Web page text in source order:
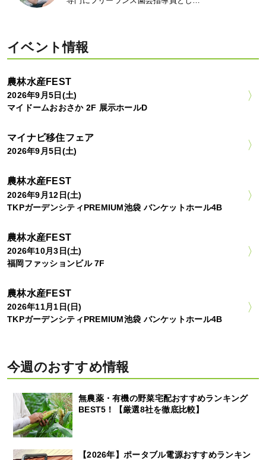
イベント情報
農林水産FEST
2026年9月5日(土)
マイドームおおさか 2F 展示ホールD
マイナビ移住フェア
2026年9月5日(土)
農林水産FEST
2026年9月12日(土)
TKPガーデンシティPREMIUM池袋 バンケットホール4B
農林水産FEST
2026年10月3日(土)
福岡ファッションビル 7F
農林水産FEST
2026年11月1日(日)
TKPガーデンシティPREMIUM池袋 バンケットホール4B
今週のおすすめ情報
無農薬・有機の野菜宅配おすすめランキング
BEST5！【厳選8社を徹底比較】
【2026年】ポータブル電源おすすめランキン